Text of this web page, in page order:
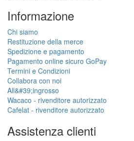
Informazione
Chi siamo
Restituzione della merce
Spedizione e pagamento
Pagamento online sicuro GoPay
Termini e Condizioni
Collabora con noi
All&#39;ingrosso
Wacaco - rivenditore autorizzato
Cafelat - rivenditore autorizzato
Assistenza clienti